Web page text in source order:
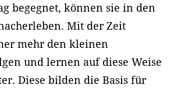
begegnet, können sie in den
Mit der Zeit
mehr den kleinen
und lernen auf diese Weise
Diese bilden die Basis für